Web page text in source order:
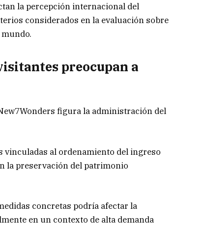
la percepción internacional del
considerados en la evaluación sobre
preocupan a
figura la administración del
al ordenamiento del ingreso
la preservación del patrimonio
concretas podría afectar la
en un contexto de alta demanda